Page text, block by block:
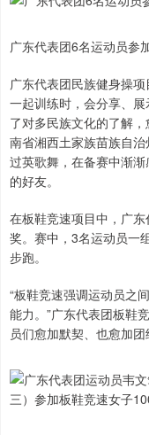
广东代表团6名运动员参
广东代表团民族健身操
一起训练时，会分享、
了对多民族文化的了解
南省湘西土家族苗族自
过英歌舞，在备赛中渐
的好友。
在板鞋竞速项目中，广
奖。赛中，3名运动员一
步跑。
“板鞋竞速强调运动员之
能力。”广东代表团板鞋
员们愈加默契、也愈加团